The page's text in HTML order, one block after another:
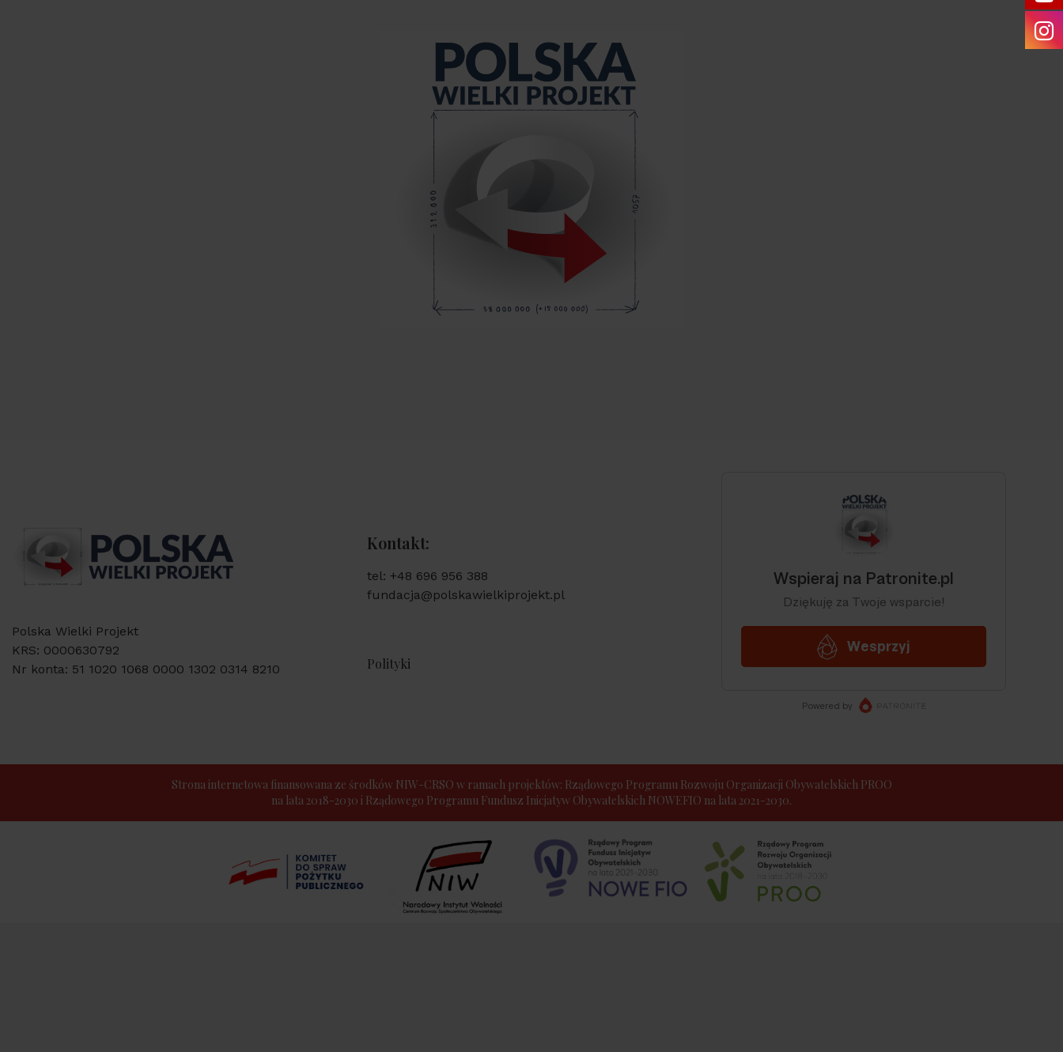
Polska Wielki Projekt
KRS: 0000630792
Nr konta: 51 1020 1068 0000 1302 0314 8210
Kontakt:
tel: +48 696 956 388
fundacja@polskawielkiprojekt.pl
Polityki
Strona internetowa finansowana ze środków NIW-CRSO w ramach projektów: Rządowego Programu Rozwoju Organizacji Obywatelskich PROO
na lata 2018-2030 i Rządowego Programu Fundusz Inicjatyw Obywatelskich NOWEFIO na lata 2021-2030.